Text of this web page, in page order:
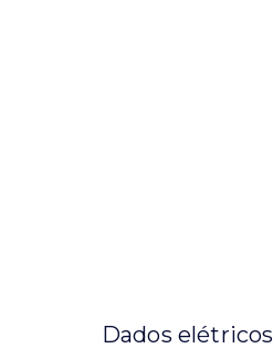
Dados elétricos